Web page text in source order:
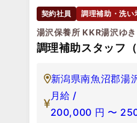
契約社員 調理補助・洗い
湯沢保養所 KKR湯沢ゆ
調理補助スタッフ（
新潟県南魚沼郡湯
月給 /
200,000 円 〜